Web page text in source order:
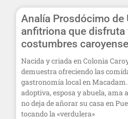
Analía Prosdócimo de
anfitriona que disfruta
costumbres
Nacida y criada en Colonia
demuestra ofreciendo las
gastronomía local en
adoptiva, esposa y abuela, ama
no deja de añorar su casa en
tocando la «verdulera»